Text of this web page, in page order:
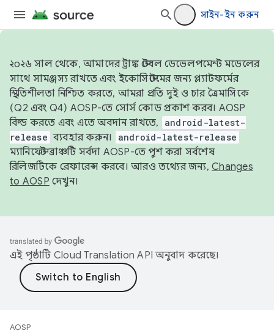
সাইন-ইন করুন
২০২৬ সাল থেকে, আমাদের ট্রাঙ্ক স্টেবল ডেভেলপমেন্ট মডেলের
সাথে সামঞ্জস্য রাখতে এবং ইকোসিস্টেমের জন্য প্ল্যাটফর্মের
স্থিতিশীলতা নিশ্চিত করতে, আমরা প্রতি দুই ও চার ত্রৈমাসিকে
(Q2 এবং Q4) AOSP-তে সোর্স কোড প্রকাশ করব। AOSP
বিল্ড করতে এবং এতে অবদান রাখতে,
android-latest-
release ব্যবহার করুন। android-latest-release
ম্যানিফেস্ট ব্রাঞ্চটি সর্বদা AOSP-তে পুশ করা সর্বশেষ
রিলিজটিকে রেফারেন্স করবে। আরও তথ্যের জন্য, Changes
to AOSP দেখুন।
এই পৃষ্ঠাটি Cloud Translation API অনুবাদ করেছে।
AOSP